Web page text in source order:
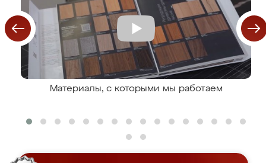
Материалы, с которыми мы работаем